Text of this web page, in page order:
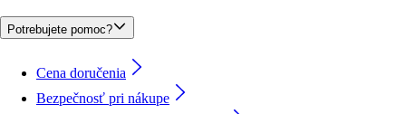
Potrebujete pomoc?
Cena doručenia
Bezpečnosť pri nákupe